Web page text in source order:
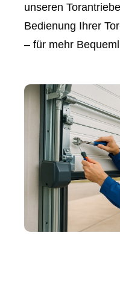
unseren
Bedienung Ihrer
– für mehr